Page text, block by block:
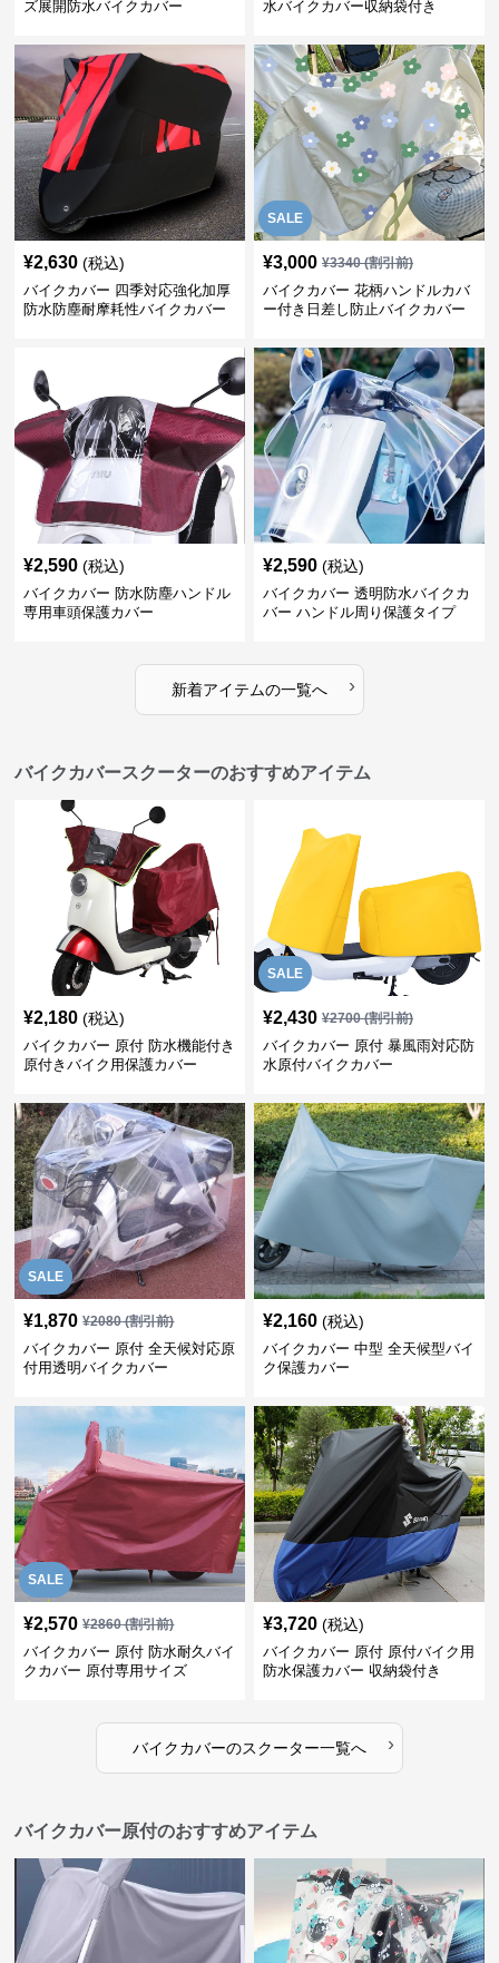
ズ展開防水バイクカバー 水バイクカバー収納袋付き
¥2,630 (税込)
バイクカバー 四季対応強化加厚
防水防塵耐摩耗性バイクカバー
SALE
¥3,000 ¥3340(割引前)
バイクカバー 花柄ハンドルカバ
ー付き日差し防止バイクカバー
¥2,590 (税込)
バイクカバー 防水防塵ハンドル
専用車頭保護カバー
¥2,590 (税込)
バイクカバー 透明防水バイクカ
バー ハンドル周り保護タイプ
新着アイテムの一覧へ ›
バイクカバースクーターのおすすめアイテム
¥2,180 (税込)
バイクカバー 原付 防水機能付き
原付きバイク用保護カバー
SALE
¥2,430 ¥2700(割引前)
バイクカバー 原付 暴風雨対応防
水原付バイクカバー
SALE
¥1,870 ¥2080(割引前)
バイクカバー 原付 全天候対応原
付用透明バイクカバー
¥2,160 (税込)
バイクカバー 中型 全天候型バイ
ク保護カバー
SALE
¥2,570 ¥2860(割引前)
バイクカバー 原付 防水耐久バイ
クカバー 原付専用サイズ
¥3,720 (税込)
バイクカバー 原付 原付バイク用
防水保護カバー 収納袋付き
バイクカバーのスクーター一覧へ ›
バイクカバー原付のおすすめアイテム